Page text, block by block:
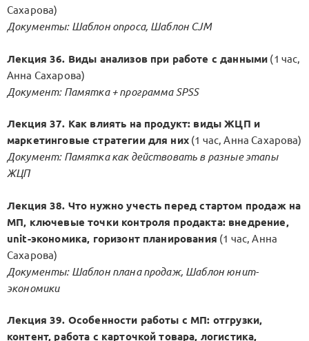
Сахарова)
Документы: Шаблон опроса, Шаблон CJM
Лекция 36. Виды анализов при работе с данными (1 час,
Анна Сахарова)
Документ: Памятка + программа SPSS
Лекция 37. Как влиять на продукт: виды ЖЦП и
маркетинговые стратегии для них(1 час, Анна Сахарова)
Документ: Памятка как действовать в разные этапы
ЖЦП
Лекция 38. Что нужно учесть перед стартом продаж на
МП, ключевые точки контроля продакта: внедрение,
unit-экономика, горизонт планирования (1 час, Анна
Сахарова)
Документы: Шаблон плана продаж, Шаблон юнит-
экономики
Лекция 39. Особенности работы с МП: отгрузки,
контент, работа с карточкой товара, логистика,